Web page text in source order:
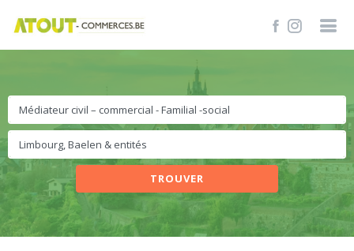
TROUVER